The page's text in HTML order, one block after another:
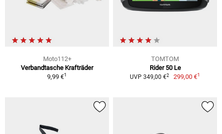
Moto112+
Verbandtasche Krafträder
9,99 €1
TOMTOM
Rider 50 Le
UVP 349,00 €2 299,00 €1